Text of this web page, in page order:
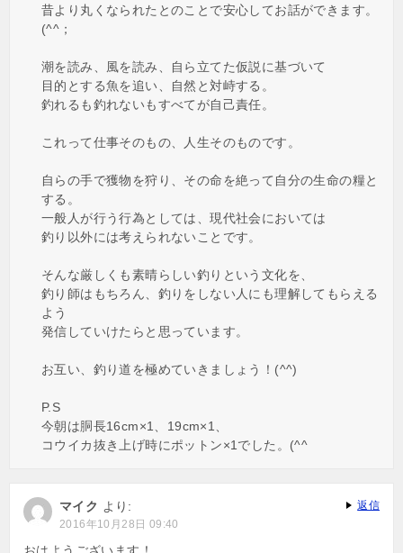
昔より丸くなられたとのことで安心してお話ができます。
(^^；
潮を読み、風を読み、自ら立てた仮説に基づいて
目的とする魚を追い、自然と対峙する。
釣れるも釣れないもすべてが自己責任。
これって仕事そのもの、人生そのものです。
自らの手で獲物を狩り、その命を絶って自分の生命の糧と
する。
一般人が行う行為としては、現代社会においては
釣り以外には考えられないことです。
そんな厳しくも素晴らしい釣りという文化を、
釣り師はもちろん、釣りをしない人にも理解してもらえる
よう
発信していけたらと思っています。
お互い、釣り道を極めていきましょう！(^^)
P.S
今朝は胴長16cm×1、19cm×1、
コウイカ抜き上げ時にポットン×1でした。(^^ゞ
マイク より:
2016年10月28日 09:40
返信